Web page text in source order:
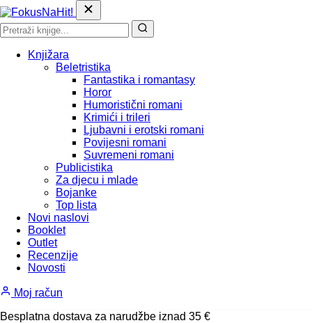
Knjižara
Beletristika
Fantastika i romantasy
Horor
Humoristični romani
Krimići i trileri
Ljubavni i erotski romani
Povijesni romani
Suvremeni romani
Publicistika
Za djecu i mlade
Bojanke
Top lista
Novi naslovi
Booklet
Outlet
Recenzije
Novosti
Moj račun
Besplatna dostava za narudžbe iznad 35 €